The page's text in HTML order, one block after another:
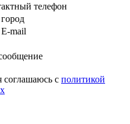
телефон
mail
с политикой